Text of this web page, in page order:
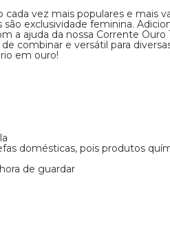
cada vez mais populares e mais
exclusividade feminina.
a ajuda da nossa Corrente Ouro
combinar e versátil para
em ouro!
domésticas, pois produtos
de guardar